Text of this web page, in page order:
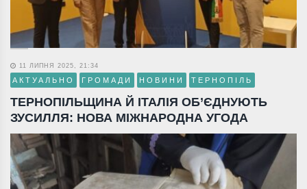
11 ЛИПНЯ 2025, 21:34
АКТУАЛЬНО ГРОМАДИ НОВИНИ ТЕРНОПІЛЬ
ТЕРНОПІЛЬЩИНА Й ІТАЛІЯ ОБ’ЄДНУЮТЬ
ЗУСИЛЛЯ: НОВА МІЖНАРОДНА УГОДА